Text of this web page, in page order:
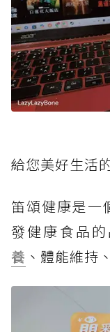
給您美好生活
笛頌健康是一
發健康食品
養 、體能維持